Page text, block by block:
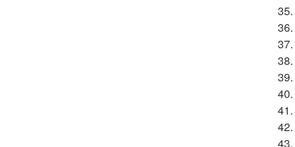
35.
36.
37.
38.
39.
40.
41.
42.
43.